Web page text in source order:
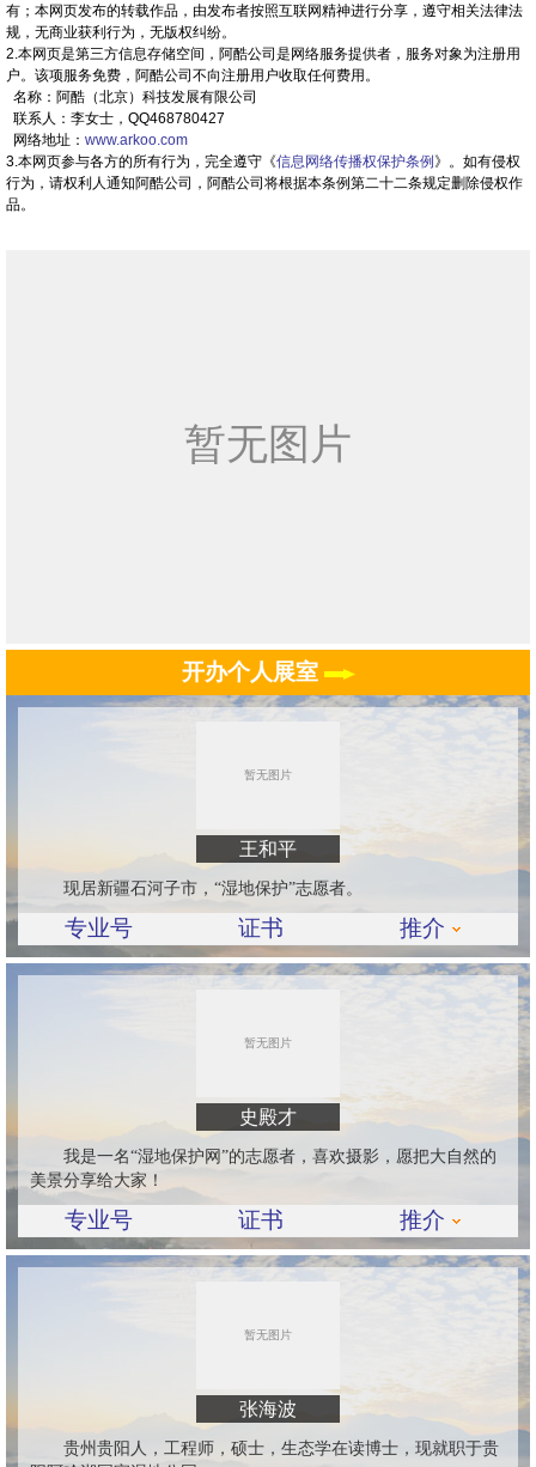
有；本网页发布的转载作品，由发布者按照互联网精神进行分享，遵守相关法律法
规，无商业获利行为，无版权纠纷。
2.本网页是第三方信息存储空间，阿酷公司是网络服务提供者，服务对象为注册用
户。该项服务免费，阿酷公司不向注册用户收取任何费用。
名称：阿酷（北京）科技发展有限公司
联系人：李女士，QQ468780427
网络地址： www.arkoo.com
3.本网页参与各方的所有行为，完全遵守《信息网络传播权保护条例 》。如有侵权
行为，请权利人通知阿酷公司，阿酷公司将根据本条例第二十二条规定删除侵权作
品。
开办个人展室
王和平
现居新疆石河子市，“湿地保护”志愿者。
专业号 证书 推介
史殿才
我是一名“湿地保护网”的志愿者，喜欢摄影，愿把大自然的
美景分享给大家！
专业号 证书 推介
张海波
贵州贵阳人，工程师，硕士，生态学在读博士，现就职于贵